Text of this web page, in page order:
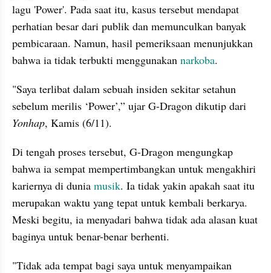
lagu 'Power'. Pada saat itu, kasus tersebut mendapat
perhatian besar dari publik dan memunculkan banyak
pembicaraan. Namun, hasil pemeriksaan menunjukkan
bahwa ia tidak terbukti menggunakan narkoba.
"Saya terlibat dalam sebuah insiden sekitar setahun
Yonhap, Kamis (6/11).
Di tengah proses tersebut, G-Dragon mengungkap
bahwa ia sempat mempertimbangkan untuk mengakhiri
kariernya di dunia musik. Ia tidak yakin apakah saat itu
merupakan waktu yang tepat untuk kembali berkarya.
Meski begitu, ia menyadari bahwa tidak ada alasan kuat
baginya untuk benar-benar berhenti.
"Tidak ada tempat bagi saya untuk menyampaikan